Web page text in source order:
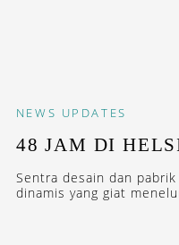
NEWS UPDATES
48 JAM DI
Sentra desain dan
dinamis yang giat